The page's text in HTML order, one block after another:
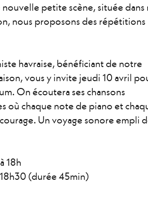
nouvelle petite scène, située
nous proposons des répétitions
havraise, bénéficiant de notre
vous y invite jeudi 10 avril
On écoutera ses chansons
où chaque note de piano et
Un voyage sonore empli
18h
(durée 45min)